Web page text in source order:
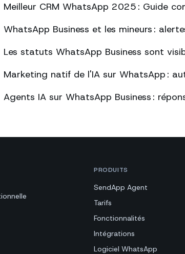
Meilleur CRM WhatsApp 2025 : Guide
WhatsApp Business et les mineurs :
Les statuts WhatsApp Business sont
Marketing natif de l'IA sur WhatsApp :
Agents IA sur WhatsApp Business :
PRODUITS
SendApp Agent
Tarifs
Fonctionnalités
Intégrations
Logiciel WhatsApp